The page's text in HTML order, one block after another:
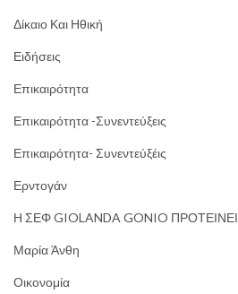
Δίκαιο Και Ηθική
Ειδήσεις
Επικαιρότητα
Επικαιρότητα -Συνεντεύξεις
Επικαιρότητα- Συνεντεύξέις
Ερντογάν
Η ΣΕΦ GIOLANDA GONIO ΠΡΟΤΕΙΝΕΙ
Μαρία Άνθη
Οικονομία